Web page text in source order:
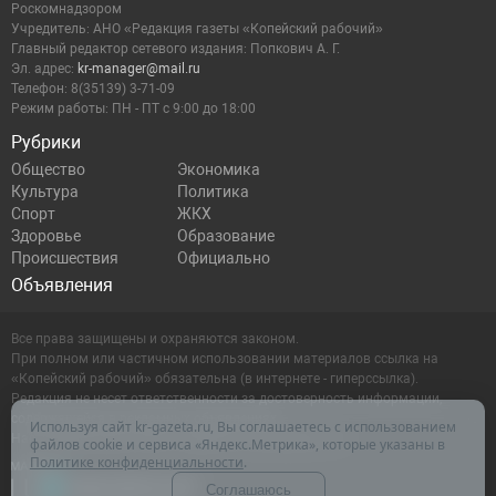
Рубрики
Общество
Экономика
Культура
Политика
Спорт
ЖКХ
Здоровье
Образование
Происшествия
Официально
Объявления
Роскомнадзором
Учредитель: АНО «Редакция газеты «Копейский рабочий»
Главный редактор сетевого издания: Попкович А. Г.
Эл. адрес: kr-manager@mail.ru
Телефон: 8(35139) 3-71-09
Режим работы: ПН - ПТ с 9:00 до 18:00
Все права защищены и охраняются законом.
При полном или частичном использовании материалов ссылка на
«Копейский рабочий» обязательна (в интернете - гиперссылка).
Редакция не несет ответственности за достоверность информации,
содержащейся в рекламных объявлениях.
Настоящий ресурс может содержать материалы 16+
Используя сайт kr-gazeta.ru, Вы соглашаетесь с использованием
файлов cookie и сервиса «Яндекс.Метрика», которые указаны в
Политике конфиденциальности.
Соглашаюсь